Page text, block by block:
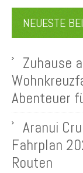
NEUESTE
Zuhause
Abenteuer
Aranui
Fahrplan
Routen